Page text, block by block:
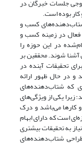
جلسات خبرگان در
بوده است.
کسب و
فعال در زمینه کسب و
در این حوزه را
آشنا شوند. محققین بر
تحقیقات آینده در
در حال ظهور ارائه
که شتاب‌دهنده‌های
زیرا یکی از ویژگی‌های
کارها می‌باشد و درک
است که دارای ابهام
به تحقیقات بیشتری
شتاب‌دهنده‌های